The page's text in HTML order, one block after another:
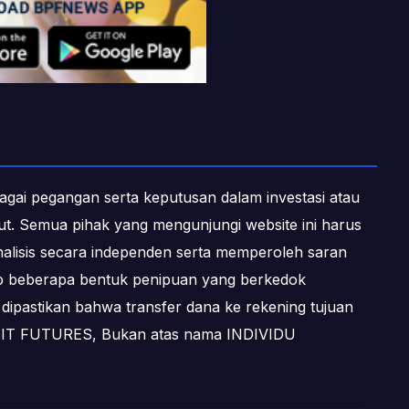
pegangan serta keputusan dalam investasi atau
Semua pihak yang mengunjungi website ini harus
secara independen serta memperoleh saran
beberapa bentuk penipuan yang berkedok
bahwa transfer dana ke rekening tujuan
FUTURES, Bukan atas nama INDIVIDU